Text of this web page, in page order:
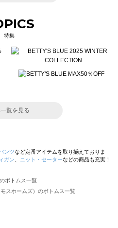
特集
覧を見る
ンツなど定番アイテムを取り揃えておりま
ガン ニット・セーターなどの商品も充実！
ボトムス一覧
スホームズ）のボトムス一覧
イサマンサモスモス）のボトムス一覧